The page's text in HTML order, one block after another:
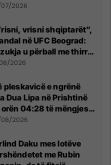
2026
vrisni shqiptarët”,
në UFC Beograd:
u përball me thirrje
shqiptare nga
2026
pleskavicë e ngrënë
Dua Lipa në Prishtinë
orën 04:28 të mëngjesit
bota digjitale serbe
2026
Daku mes lotëve
me Rubin